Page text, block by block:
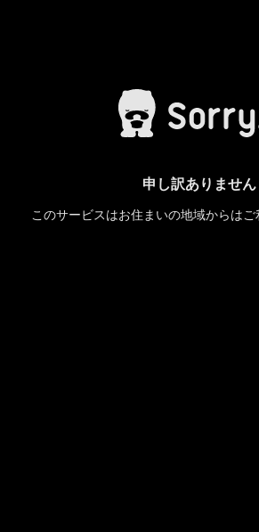
申し訳ありません
このサービスはお住まいの地域からはご